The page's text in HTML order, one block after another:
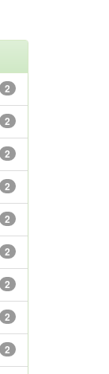
2
2
2
2
2
2
2
2
2